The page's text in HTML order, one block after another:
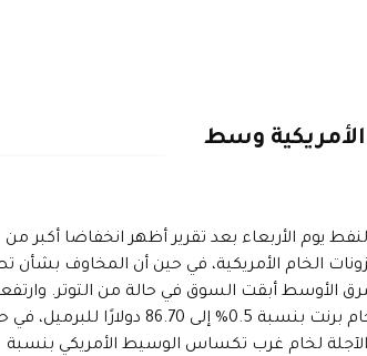
الأمريكية وسط
يوم الأربعاء بعد تقرير أظهر انخفاضا أكبر من
الخام الأمريكية، في حين أن المخاوف بشأن
الأوسط أبقت السوق في حالة من التوتر.
العقود الآجلة لخام برنت بنسبة 0.5% إلى 86.70 دولارًا
لخام غرب تكساس الوسيط الأمريكي بنسبة